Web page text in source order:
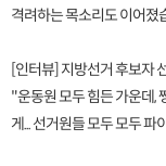
격려하는 목소리도 이어졌
[인터뷰] 지방선거 후보자
"운동원 모두 힘든 가운데,
게... 선거원들 모두 모두